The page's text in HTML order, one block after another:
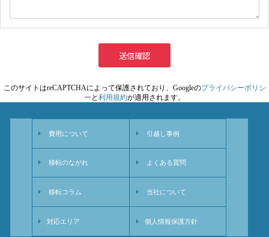
送信確認
このサイトはreCAPTCHAによって保護されており、Googleのプライバシーポリシ
ー と利用規約が適用されます。
費用について 引越し事例
移転のながれ よくある質問
移転コラム 当社について
対応エリア 個人情報保護方針